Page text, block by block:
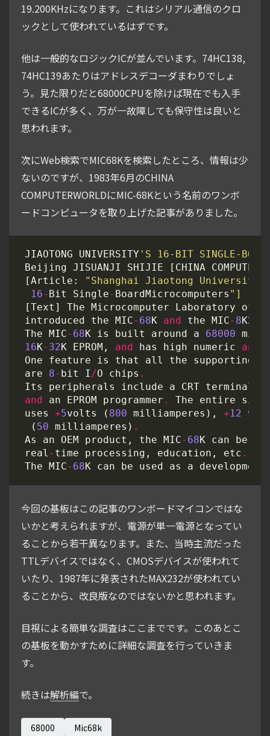
19.200KHzになります。これはシリアル通信のクロ
ックとして使われているはずです。
他は一般的なロジックICが並んでいます。74HC138,
74HC139あたりはアドレスデコーダまわりでしょ
う。見た限りだと68000CPUを除けば現在でも入手
できるICが多く、万が一故障しても保守性は良いと
思われます。
次にWeb検索でMIC68Kを検索したところ、情報は少
ないのですが、1983年6月のCHINA
COMPUTERWORLDにMIC-68Kという名前のワンボ
ードコンピュータを取り上げた記事がありました。
JIAOTONG UNIVERSITY 'S 16-BIT SINGLE-BOARD
Beijing JISUANJI SHIJIE [ CHINA
[Article :
"Shanghai Jiaotong University
16- Bit Single- BoardMicrocomputers "]
[Text ] The Microcomputer Laboratory of
introduced
the MIC- 68K and the MIC- 8K2
The MIC- 68K is built around a 68000
16K- 32K EPROM , and has high numeric and
One
feature is that all the supporting
are
8- bit I /O chips .
Its
peripherals include a CRT terminal
and
an EPROM programmer . The entire
uses
+5volts ( 800 milliamperes ), +12
( 50 milliamperes ) .
As
an OEM product , the MIC- 68K can be
real - time processing , education , etc .
The MIC- 68K can be used as a development
今回の基板はこの記事のワンボードマイコンではな
いかと考えられますが、電源が単一電源となってい
ることから若干異なります。また、当時主流だった
TTLデバイスではなく、CMOSデバイスが使われて
いたり、1987年に発表されたMAX232が使われてい
ることから、改良版なのではないかと思われます。
目視による簡単な調査はここまでです。このあとこ
の基板を動かすために詳細な調査を行っていきま
す。
続きは解析編で。
68000 Mic68k